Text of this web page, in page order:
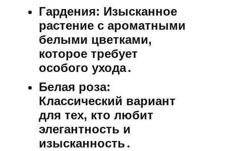
Гардения: Изысканное
растение с ароматными
белыми цветками,
которое требует
особого ухода․
Белая роза:
Классический вариант
для тех, кто любит
элегантность и
изысканность․